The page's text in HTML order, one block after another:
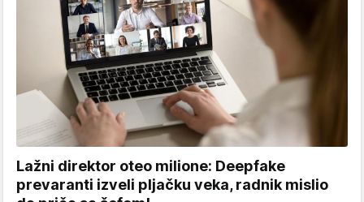
Lažni direktor oteo milione: Deepfake
prevaranti izveli pljačku veka, radnik mislio